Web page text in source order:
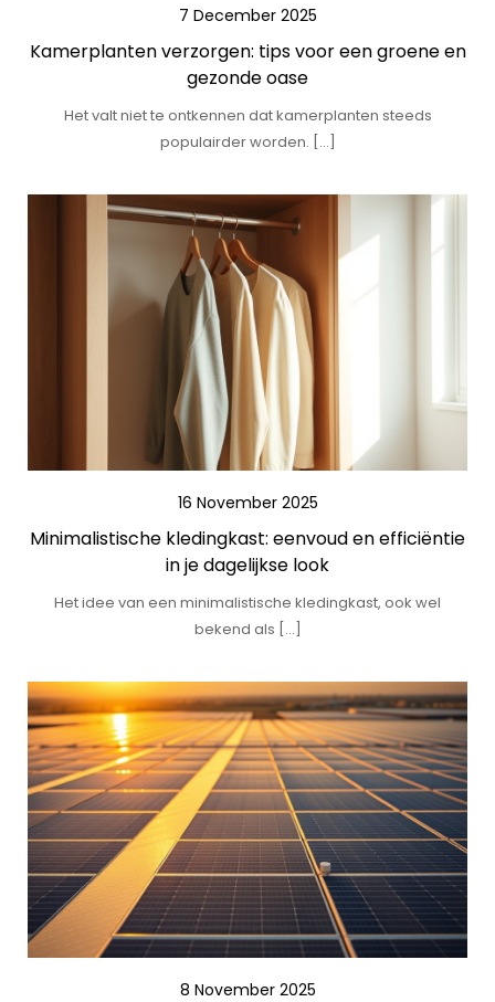
7 December 2025
Kamerplanten verzorgen: tips voor een groene en
gezonde oase
Het valt niet te ontkennen dat kamerplanten steeds
populairder worden. […]
16 November 2025
Minimalistische kledingkast: eenvoud en efficiëntie
in je dagelijkse look
Het idee van een minimalistische kledingkast, ook wel
bekend als […]
8 November 2025